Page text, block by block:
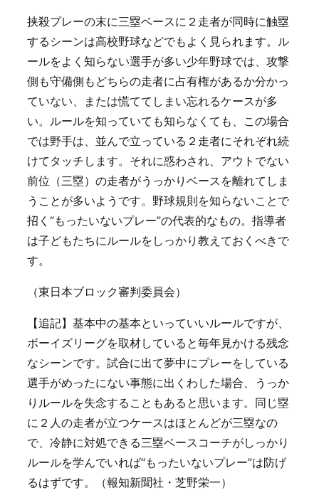
挟殺プレーの末に三塁ベースに２走者が同時に触塁
するシーンは高校野球などでもよく見られます。ル
ールをよく知らない選手が多い少年野球では、攻撃
側も守備側もどちらの走者に占有権があるか分かっ
ていない、または慌ててしまい忘れるケースが多
い。ルールを知っていても知らなくても、この場合
では野手は、並んで立っている２走者にそれぞれ続
けてタッチします。それに惑わされ、アウトでない
前位（三塁）の走者がうっかりベースを離れてしま
うことが多いようです。野球規則を知らないことで
招く“もったいないプレー”の代表的なもの。指導者
は子どもたちにルールをしっかり教えておくべきで
す。
（東日本ブロック審判委員会）
【追記】基本中の基本といっていいルールですが、
ボーイズリーグを取材していると毎年見かける残念
なシーンです。試合に出て夢中にプレーをしている
選手がめったにない事態に出くわした場合、うっか
りルールを失念することもあると思います。同じ塁
に２人の走者が立つケースはほとんどが三塁なの
で、冷静に対処できる三塁ベースコーチがしっかり
ルールを学んでいれば“もったいないプレー”は防げ
るはずです。（報知新聞社・芝野栄一）